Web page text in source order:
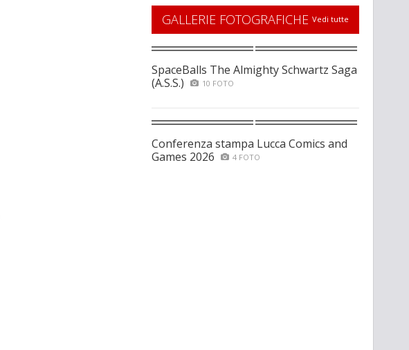
GALLERIE FOTOGRAFICHE Vedi tutte
SpaceBalls The Almighty Schwartz Saga
(A.S.S.)
10 FOTO
Conferenza stampa Lucca Comics and
Games 2026
4 FOTO